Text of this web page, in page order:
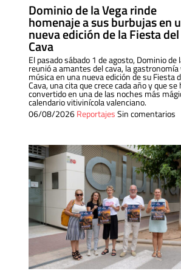
Dominio de la Vega rinde
homenaje a sus burbujas en
nueva edición de la Fiesta del
Cava
El pasado sábado 1 de agosto, Dominio de
reunió a amantes del cava, la gastronomía
música en una nueva edición de su Fiesta
Cava, una cita que crece cada año y que se
convertido en una de las noches más
calendario vitivinícola valenciano.
06/08/2026ReportajesSin comentarios